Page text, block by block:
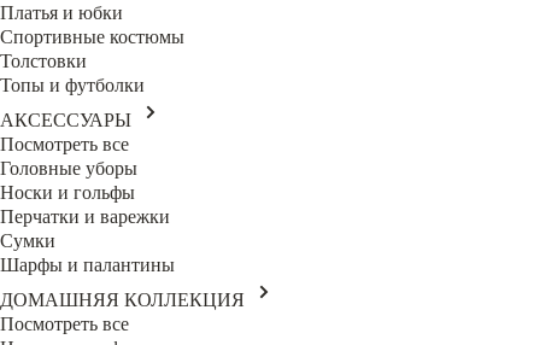
Платья и юбки
Спортивные костюмы
Толстовки
Топы и футболки
АКСЕССУАРЫ
Посмотреть все
Головные уборы
Носки и гольфы
Перчатки и варежки
Сумки
Шарфы и палантины
ДОМАШНЯЯ КОЛЛЕКЦИЯ
Посмотреть все